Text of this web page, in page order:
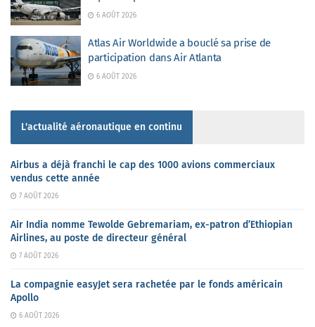
6 AOÛT 2026
Atlas Air Worldwide a bouclé sa prise de
participation dans Air Atlanta
6 AOÛT 2026
L'actualité aéronautique en continu
Airbus a déjà franchi le cap des 1000 avions commerciaux
vendus cette année
7 AOÛT 2026
Air India nomme Tewolde Gebremariam, ex-patron d’Ethiopian
Airlines, au poste de directeur général
7 AOÛT 2026
La compagnie easyJet sera rachetée par le fonds américain
Apollo
6 AOÛT 2026